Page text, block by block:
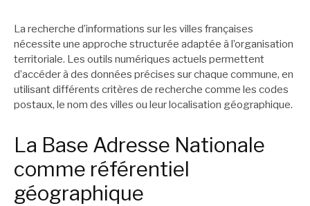
La recherche d’informations sur les villes françaises
nécessite une approche structurée adaptée à l’organisation
territoriale. Les outils numériques actuels permettent
d’accéder à des données précises sur chaque commune, en
utilisant différents critères de recherche comme les codes
postaux, le nom des villes ou leur localisation géographique.
La Base Adresse Nationale
comme référentiel
géographique